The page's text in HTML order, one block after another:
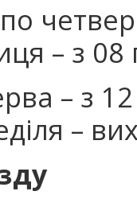
– з
– з
–